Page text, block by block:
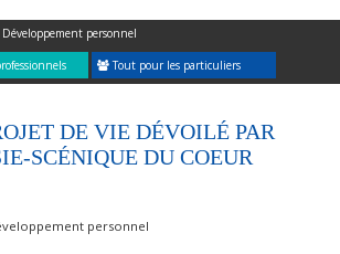
Développement personnel
Tout pour les particuliers
DE VIE DÉVOILÉ PAR
SCÉNIQUE DU COEUR
personnel